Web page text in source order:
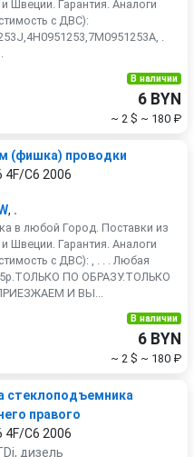
Швеции. Гарантия. Аналоги
с ДВС):
.
В наличии
6 BYN
~ 2 $ ~ 180 ₽
(фишка) проводки
4F/C6 2006
, .
в любой Город. Поставки из
Швеции. Гарантия. Аналоги
с ДВС): , . . . Любая
ПО ОБРАЗУ.ТОЛЬКО
И ВЫ...
В наличии
6 BYN
~ 2 $ ~ 180 ₽
стеклоподъемника
правого
4F/C6 2006
дизель